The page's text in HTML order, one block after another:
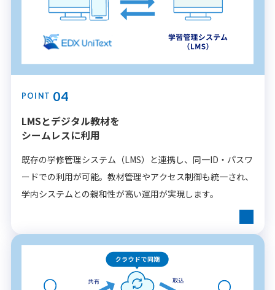
POINT 04
LMSとデジタル教材を
シームレスに利用
既存の学修管理システム（LMS）と連携し、同一ID・パスワ
ードでの利用が可能。教材管理やアクセス制御も統一され、
学内システムとの親和性が高い運用が実現します。